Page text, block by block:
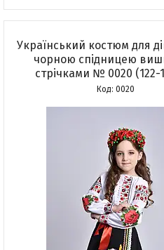
Український костюм для
чорною спідницею
стрічками № 0020 (122-
0020